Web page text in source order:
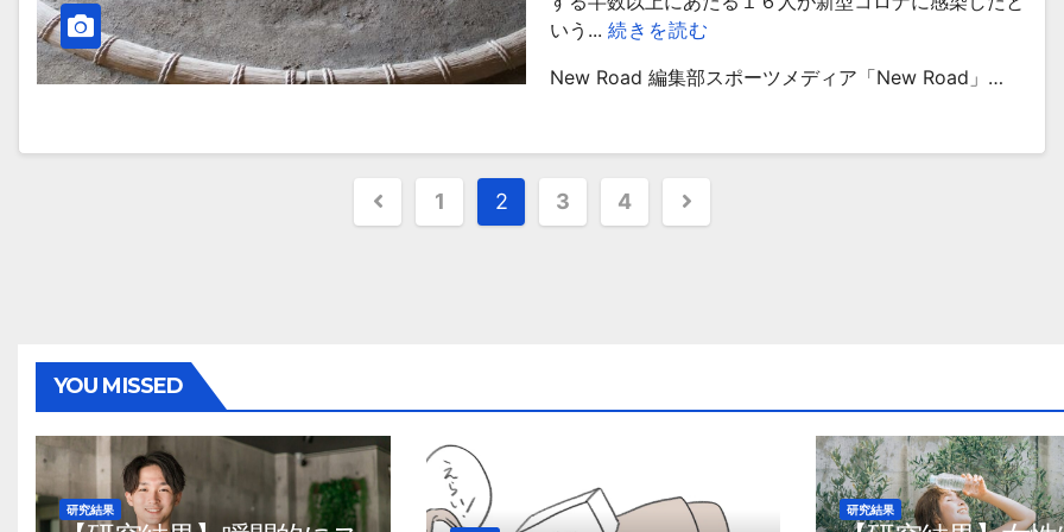
いう... 続きを読む
New Road 編集部スポーツメディア「New Road」…
投
ー
シ
ョ
1 2 3 4
YOU MISSED
研究結果 研究結果